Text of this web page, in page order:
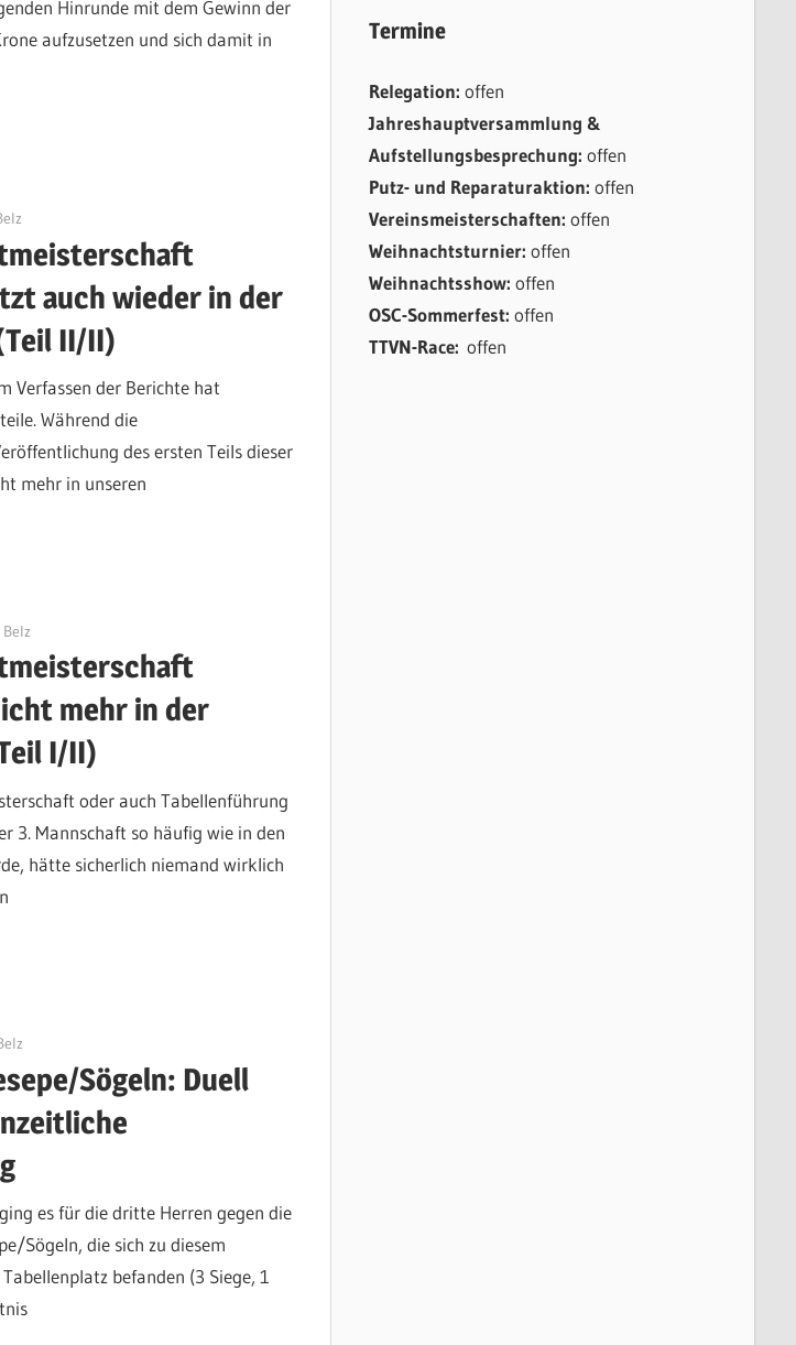
Hinrunde mit dem Gewinn der
aufzusetzen und sich damit in
auch wieder in der
II/II)
Verfassen der Berichte hat
Während die
des ersten Teils dieser
mehr in unseren
mehr in der
I/II)
oder auch Tabellenführung
3. Mannschaft so häufig wie in den
hätte sicherlich niemand wirklich
Sögeln: Duell
es für die dritte Herren gegen die
Sögeln, die sich zu diesem
befanden (3 Siege, 1
Termine
Relegation: offen
Jahreshauptversammlung &
Aufstellungsbesprechung: offen
Putz- und Reparaturaktion: offen
Vereinsmeisterschaften: offen
Weihnachtsturnier: offen
Weihnachtsshow: offen
OSC-Sommerfest: offen
TTVN-Race: offen